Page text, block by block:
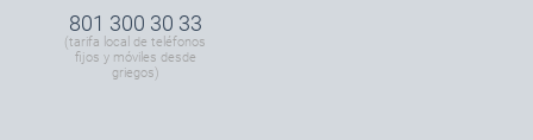
801 300 30 33
(tarifa local de teléfonos
fijos y móviles desde
griegos)